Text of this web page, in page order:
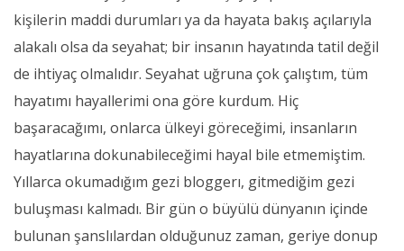
kişilerin maddi durumları ya da hayata bakış açılarıyla
alakalı olsa da seyahat; bir insanın hayatında tatil değil
de ihtiyaç olmalıdır. Seyahat uğruna çok çalıştım, tüm
hayatımı hayallerimi ona göre kurdum. Hiç
başaracağımı, onlarca ülkeyi göreceğimi, insanların
hayatlarına dokunabileceğimi hayal bile etmemiştim.
Yıllarca okumadığım gezi bloggerı, gitmediğim gezi
buluşması kalmadı. Bir gün o büyülü dünyanın içinde
bulunan şanslılardan olduğunuz zaman, geriye donup